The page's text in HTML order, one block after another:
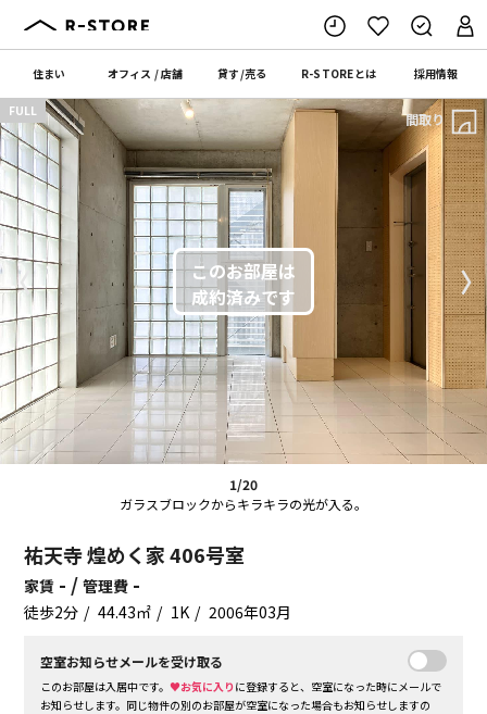
住まい オフィス /店舗 貸す/売る R-STOREとは 採用情報
1/20
ガラスブロックからキラキラの光が入る。
〈 〉
FULL 間取り
祐天寺 煌めく家 406号室
家賃 - /管理費 -
徒歩2分 44.43㎡ 1K 2006年03月
空室お知らせメールを受け取る
このお部屋は入居中です。♥お気に入り に登録すると、空室になった時にメールで
お知らせします。同じ物件の別のお部屋が空室になった場合もお知らせしますの